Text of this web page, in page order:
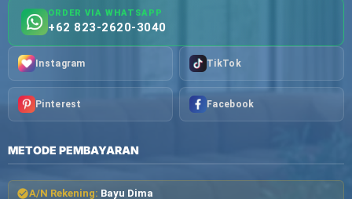
ORDER VIA WHATSAPP
+62 823-2620-3040
Instagram TikTok
Pinterest Facebook
METODE PEMBAYARAN
A/N Rekening: Bayu Dima